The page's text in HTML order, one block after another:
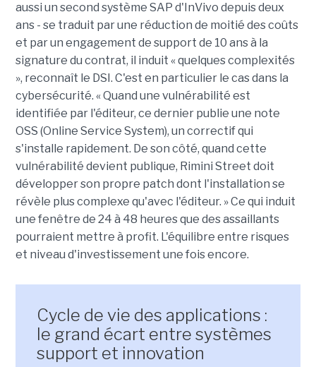
aussi un second système SAP d'InVivo depuis deux
ans - se traduit par une réduction de moitié des coûts
et par un engagement de support de 10 ans à la
signature du contrat, il induit « quelques complexités
», reconnaît le DSI. C'est en particulier le cas dans la
cybersécurité. « Quand une vulnérabilité est
identifiée par l'éditeur, ce dernier publie une note
OSS (Online Service System), un correctif qui
s'installe rapidement. De son côté, quand cette
vulnérabilité devient publique, Rimini Street doit
développer son propre patch dont l'installation se
révèle plus complexe qu'avec l'éditeur. » Ce qui induit
une fenêtre de 24 à 48 heures que des assaillants
pourraient mettre à profit. L'équilibre entre risques
et niveau d'investissement une fois encore.
Cycle de vie des applications :
le grand écart entre systèmes
support et innovation